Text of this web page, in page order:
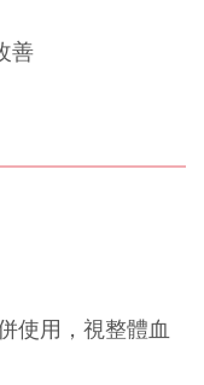
善
使用，視整體血